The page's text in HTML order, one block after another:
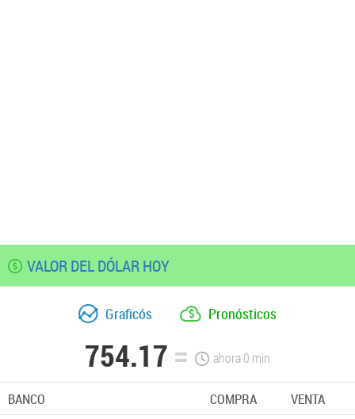
VALOR DEL DÓLAR HOY
Graficós Pronósticos
754.17 ahora0 min
BANCO COMPRA VENTA